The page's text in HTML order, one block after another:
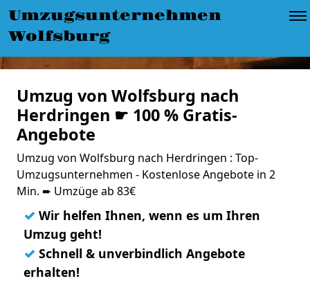
Umzugsunternehmen
Wolfsburg
Umzug von Wolfsburg nach
Herdringen ☛ 100 % Gratis-
Angebote
Umzug von Wolfsburg nach Herdringen : Top-
Umzugsunternehmen - Kostenlose Angebote in 2
Min. ➨ Umzüge ab 83€
✓ Wir helfen Ihnen, wenn es um Ihren
Umzug geht!
✓ Schnell & unverbindlich Angebote
erhalten!